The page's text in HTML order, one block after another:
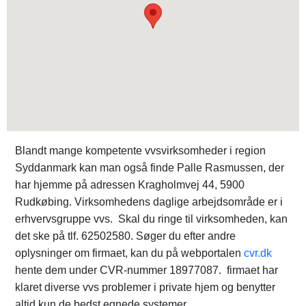
Blandt mange kompetente vvsvirksomheder i region
Syddanmark kan man også finde Palle Rasmussen, der
har hjemme på adressen Kragholmvej 44, 5900
Rudkøbing. Virksomhedens daglige arbejdsområde er i
erhvervsgruppe vvs. Skal du ringe til virksomheden, kan
det ske på tlf. 62502580. Søger du efter andre
oplysninger om firmaet, kan du på webportalen cvr.dk
hente dem under CVR-nummer 18977087. firmaet har
klaret diverse vvs problemer i private hjem og benytter